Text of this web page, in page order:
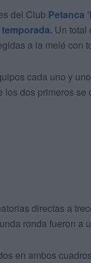
del Club Petanca
Un total
a la melé con
cada uno y
dos primeros
directas a
ronda fueron a
en ambos